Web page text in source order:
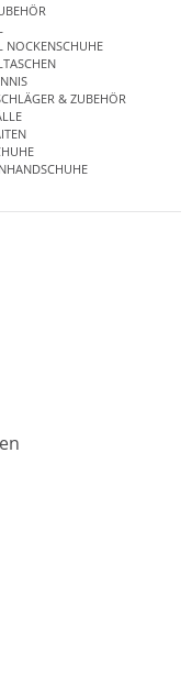
NOCKENSCHUHE
& ZUBEHÖR